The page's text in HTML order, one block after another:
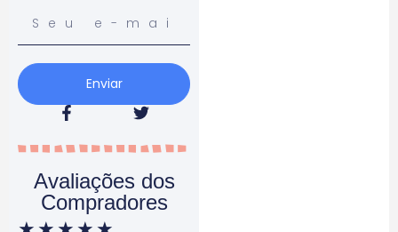
Enviar
Avaliações dos
Compradores